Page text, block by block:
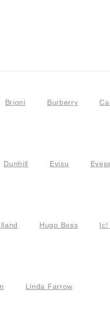
Brioni Burberry
Dunhill Evisu
Hugo Boss Ic!
Linda Farrow